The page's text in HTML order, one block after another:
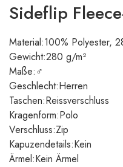
Sideflip
Material:100% Polyester,
Gewicht:280 g/m²
Maße:♂
Geschlecht:Herren
Taschen:Reissverschluss
Kragenform:Polo
Verschluss:Zip
Kapuzendetails:Kein
Ärmel:Kein Ärmel